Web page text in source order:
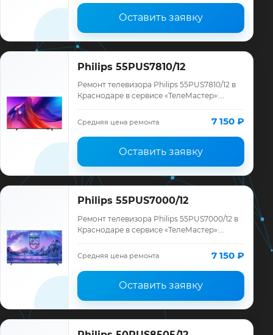
Оставить заявку
Philips 55PUS7810/12
Ремонт телевизора Philips 55PUS7810/12 в
Краснодаре в сервисе «ТелеМастер»:
ремонта, запчасти и гарантия до 12
месяце…
Средняя цена ремонта 7 150 ₽
Оставить заявку
Philips 55PUS7000/12
Ремонт телевизора Philips 55PUS7000/12 в
Краснодаре в сервисе «ТелеМастер»:
ремонта, запчасти и гарантия до 12
месяце…
Средняя цена ремонта 7 150 ₽
Оставить заявку